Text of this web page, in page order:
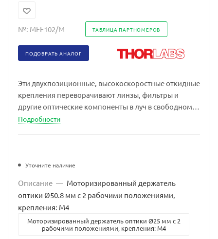
№: MFF102/M ТАБЛИЦА ПАРТНОМЕРОВ
ПОДОБРАТЬ АНАЛОГ
Эти двухпозиционные, высокоскоростные откидные
крепления переворачивают линзы, фильтры и
другие оптические компоненты в луч в свободном
пространстве и обратно.
Подробности
Уточните наличие
Описание — Моторизированный держатель
оптики Ø50.8 мм с 2 рабочими положениями,
крепления: M4
Моторизированный держатель оптики Ø25 мм с 2
рабочими положениями, крепления: M4